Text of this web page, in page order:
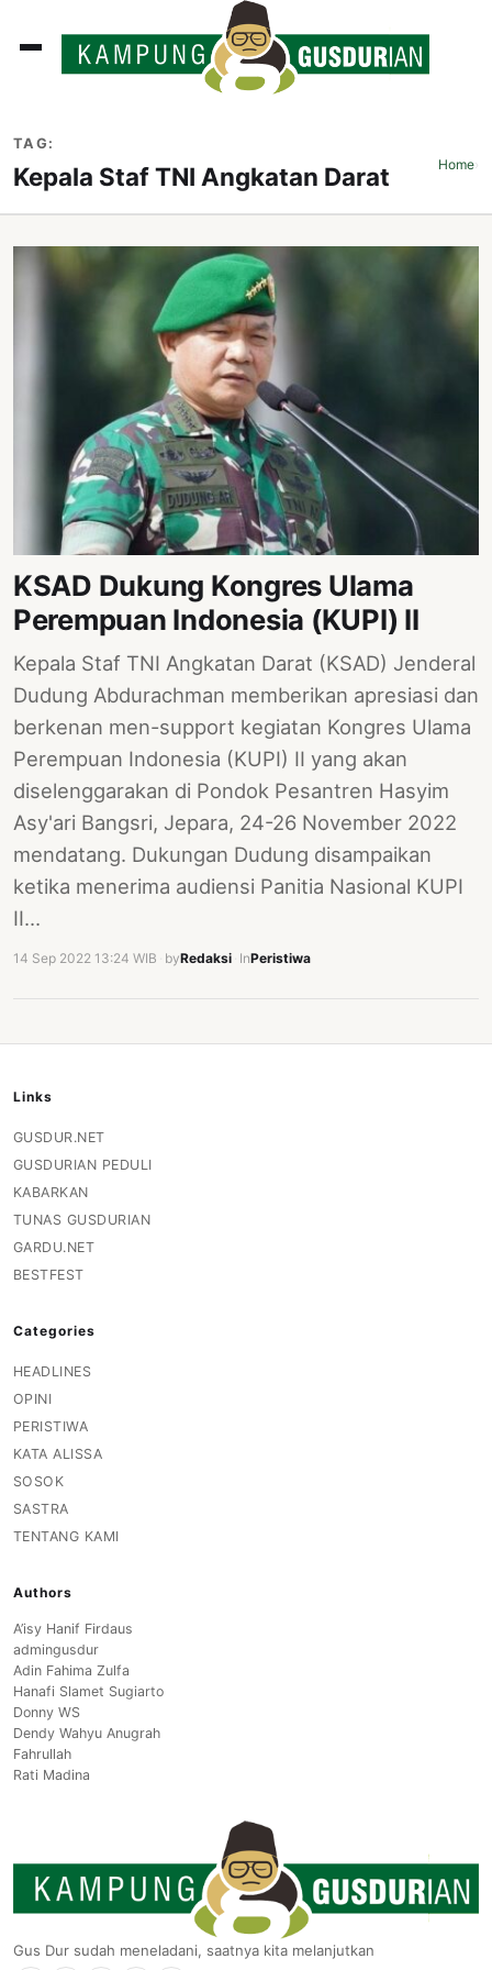
TAG:
Kepala Staf TNI Angkatan Darat Home›
KSAD Dukung Kongres Ulama
Perempuan Indonesia (KUPI) II
Kepala Staf TNI Angkatan Darat (KSAD) Jenderal
Dudung Abdurachman memberikan apresiasi dan
berkenan men-support kegiatan Kongres Ulama
Perempuan Indonesia (KUPI) II yang akan
diselenggarakan di Pondok Pesantren Hasyim
Asy'ari Bangsri, Jepara, 24-26 November 2022
mendatang. Dukungan Dudung disampaikan
ketika menerima audiensi Panitia Nasional KUPI
II…
14 Sep 2022 13:24 WIB byRedaksi InPeristiwa
Links
GUSDUR.NET
GUSDURIAN PEDULI
KABARKAN
TUNAS GUSDURIAN
GARDU.NET
BESTFEST
Categories
HEADLINES
OPINI
PERISTIWA
KATA ALISSA
SOSOK
SASTRA
TENTANG KAMI
Authors
A’isy Hanif Firdaus
admingusdur
Adin Fahima Zulfa
Hanafi Slamet Sugiarto
Donny WS
Dendy Wahyu Anugrah
Fahrullah
Rati Madina
Gus Dur sudah meneladani, saatnya kita melanjutkan